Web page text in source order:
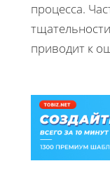
процесса.
приводит к